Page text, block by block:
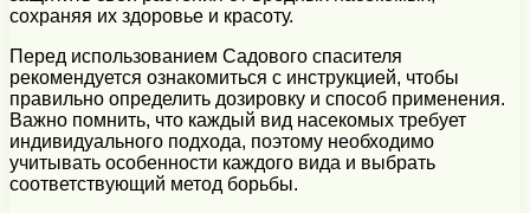
сохраняя их здоровье и красоту.
Перед использованием Садового спасителя
рекомендуется ознакомиться с инструкцией, чтобы
правильно определить дозировку и способ применения.
Важно помнить, что каждый вид насекомых требует
индивидуального подхода, поэтому необходимо
учитывать особенности каждого вида и выбрать
соответствующий метод борьбы.